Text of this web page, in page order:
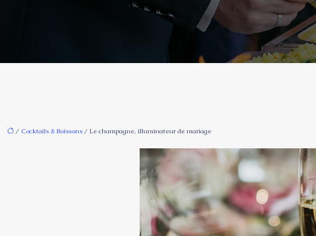
/ Cocktails & Boissons / Le champagne, illuminateur de mariage